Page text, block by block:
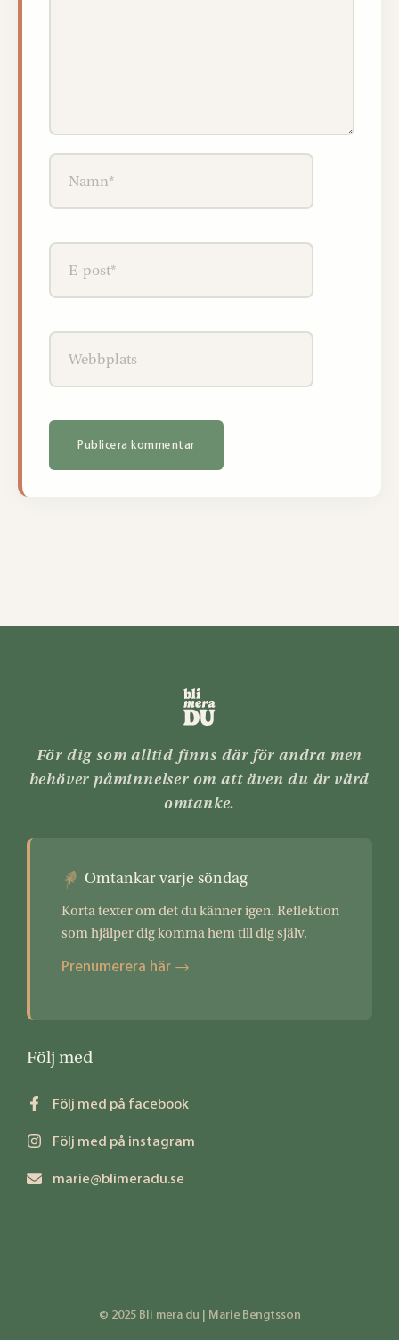
post*
För dig som alltid finns där för andra men
behöver påminnelser om att även du är värd
omtanke.
Omtankar varje söndag
Korta texter om det du känner igen. Reflektion
som hjälper dig komma hem till dig själv.
Prenumerera här →
Följ med
Följ med på facebook
Följ med på instagram
marie@blimeradu.se
© 2025 Bli mera du | Marie Bengtsson